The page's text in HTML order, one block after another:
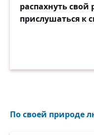
распахнуть свой
прислушаться к
По своей природе